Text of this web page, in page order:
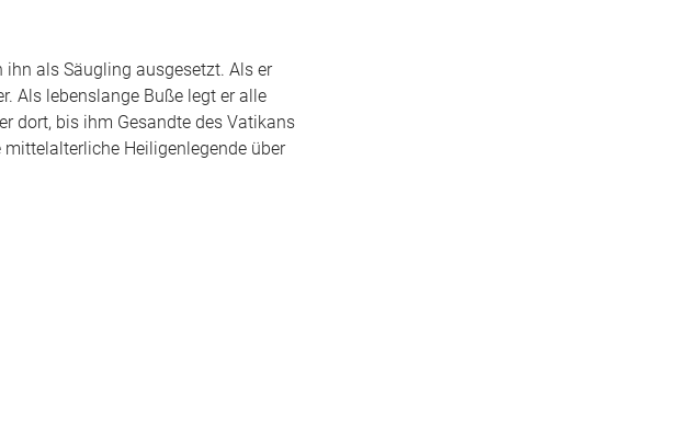
ihn als Säugling ausgesetzt. Als er
Als lebenslange Buße legt er alle
dort, bis ihm Gesandte des Vatikans
Heiligenlegende über